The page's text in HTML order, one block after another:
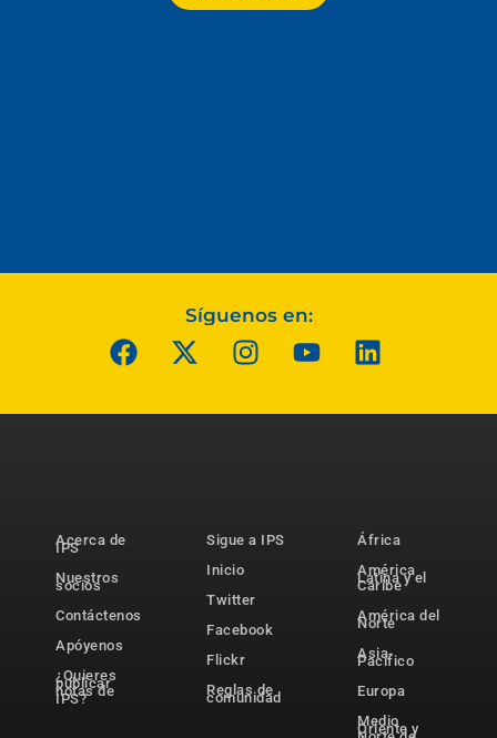
Síguenos en:
Acerca de
IPS
Nuestros
socios
Contáctenos
Apóyenos
¿Quieres
publicar
notas de
IPS?
Sigue a IPS
Inicio
Twitter
Facebook
Flickr
Reglas de
comunidad
África
América
Latina y el
Caribe
América del
Norte
Asia-
Pacífico
Europa
Medio
Oriente y